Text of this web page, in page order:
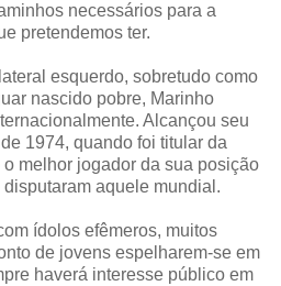
necessários para a
pretendemos ter.
esquerdo, sobretudo como
nascido pobre, Marinho
Alcançou seu
1974, quando foi titular da
melhor jogador da sua posição
aquele mundial.
ídolos efêmeros, muitos
de jovens espelharem-se em
haverá interesse público em